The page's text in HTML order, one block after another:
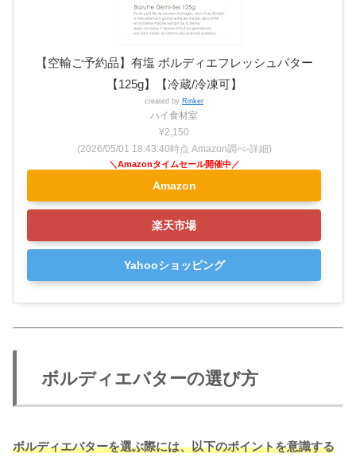
【空輸ご予約品】有塩 ボルディエフレッシュバター
【125g】【冷蔵/冷凍可】
created by Rinker
ハイ食材室
¥2,150
(2026/05/01 18:43:40時点 Amazon調べ-詳細)
Amazon
楽天市場
Yahooショッピング
ボルディエバターの選び方
ボルディエバターを選ぶ際には、以下のポイントを意識する